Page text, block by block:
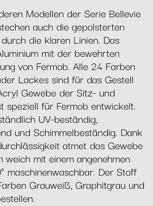
Modellen der Serie Bellevie
auch die gepolsterten
die klaren Linien. Das
mit der bewehrten
von Fermob. Alle 24 Farben
Lackes sind für das Gestell
Gewebe der Sitz- und
speziell für Fermob entwickelt.
UV-beständig,
und Schimmelbeständig. Dank
atmet das Gewebe
mit einem angenehmen
maschinenwaschbar. Der Stoff
Grauweiß, Graphitgrau und